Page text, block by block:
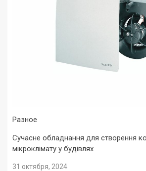
Разное
Сучасне обладнання для створення
мікроклімату у будівлях
31 октября, 2024